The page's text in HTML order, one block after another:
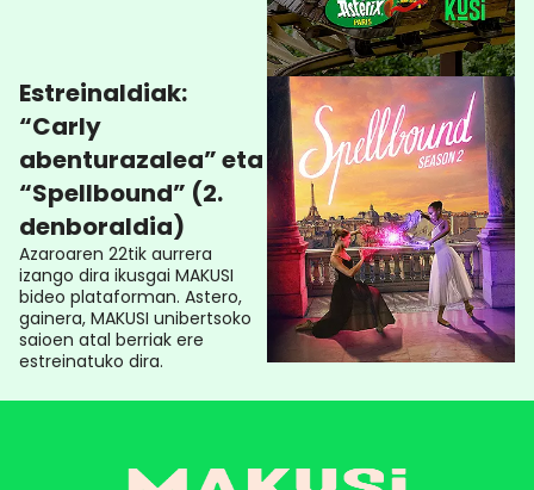
Estreinaldiak:
“Carly
abenturazalea” eta
“Spellbound” (2.
denboraldia)
Azaroaren 22tik aurrera
izango dira ikusgai MAKUSI
bideo plataforman. Astero,
gainera, MAKUSI unibertsoko
saioen atal berriak ere
estreinatuko dira.